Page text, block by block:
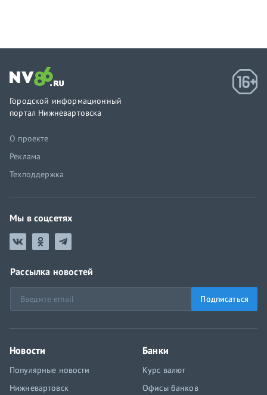
Городской информационный
портал Нижневартовска
О проекте
Реклама
Техподдержка
Мы в соцсетях
Рассылка новостей
Подписаться
Новости
Популярные новости
Нижневартовск
Банки
Курс валют
Офисы банков